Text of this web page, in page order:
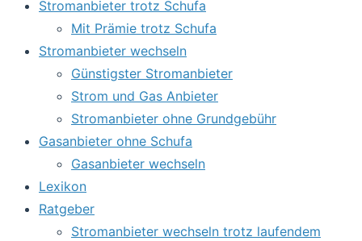
Stromanbieter trotz Schufa
Mit Prämie trotz Schufa
Stromanbieter wechseln
Günstigster Stromanbieter
Strom und Gas Anbieter
Stromanbieter ohne Grundgebühr
Gasanbieter ohne Schufa
Gasanbieter wechseln
Lexikon
Ratgeber
Stromanbieter wechseln trotz laufendem